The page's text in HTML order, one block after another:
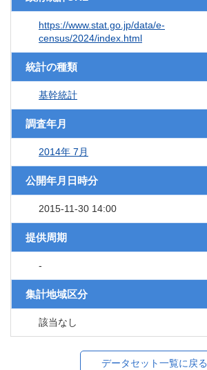
https://www.stat.go.jp/data/e-
census/2024/index.html
統計の種類
基幹統計
調査年月
2014年 7月
公開年月日時分
2015-11-30 14:00
提供周期
-
集計地域区分
該当なし
データセット一覧に戻る